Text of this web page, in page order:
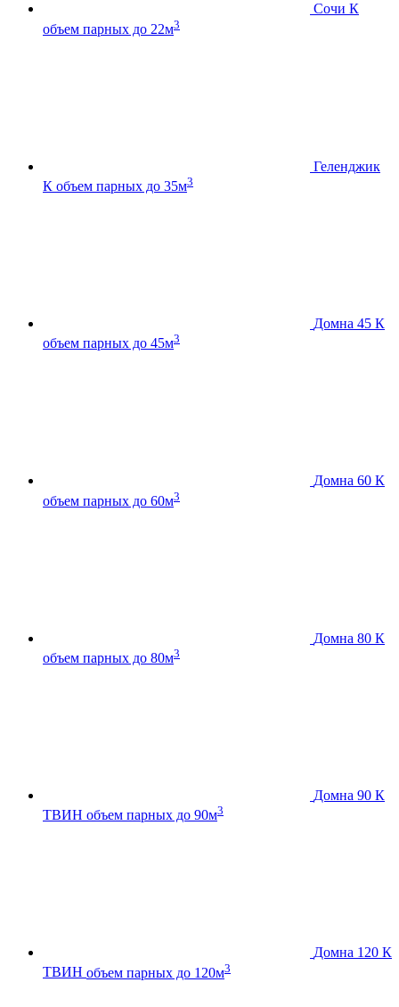
Сочи К
объем парных до 22м3
Геленджик
К объем парных до 35м3
Домна 45 К
объем парных до 45м3
Домна 60 К
объем парных до 60м3
Домна 80 К
объем парных до 80м3
Домна 90 К
ТВИН объем парных до 90м3
Домна 120 К
ТВИН объем парных до 120м3